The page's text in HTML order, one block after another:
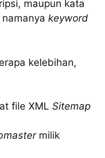
maupun kata
keyword
kelebihan,
file XML Sitemap
milik